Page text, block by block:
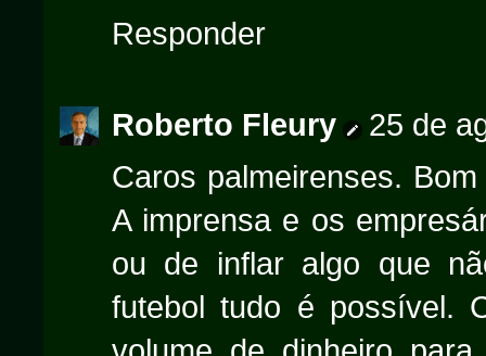
Responder
Roberto Fleury
25 de
Caros palmeirenses.
A imprensa e os
ou de inflar algo que
futebol tudo é possível.